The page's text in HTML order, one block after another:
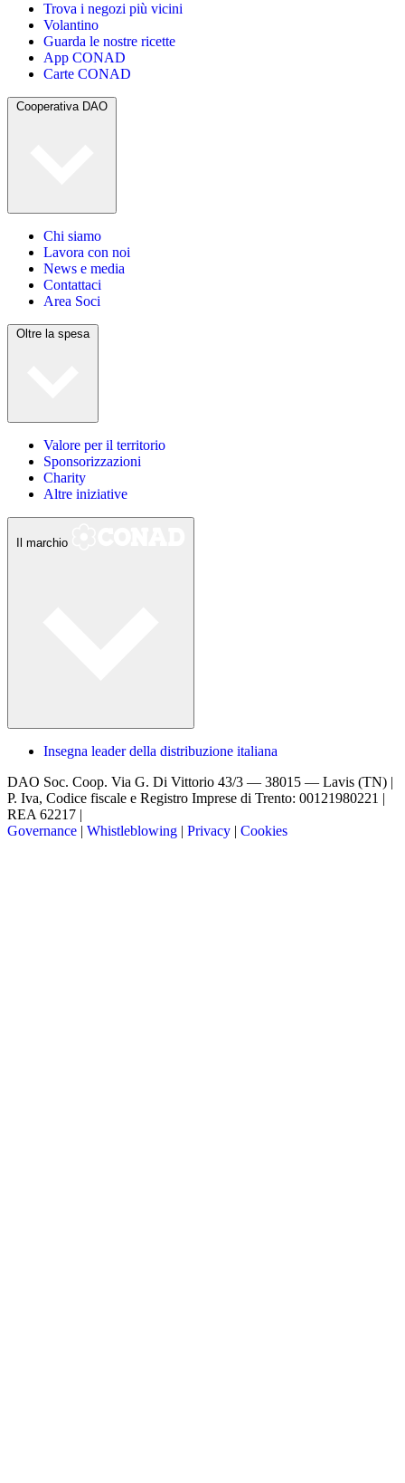
Trova i negozi più vicini
Volantino
Guarda le nostre ricette
App CONAD
Carte CONAD
Cooperativa DAO
Chi siamo
Lavora con noi
News e media
Contattaci
Area Soci
Oltre la spesa
Valore per il territorio
Sponsorizzazioni
Charity
Altre iniziative
Il marchio
Insegna leader della distribuzione italiana
DAO Soc. Coop. Via G. Di Vittorio 43/3 — 38015 — Lavis (TN) |
P. Iva, Codice fiscale e Registro Imprese di Trento: 00121980221 |
REA 62217 |
Governance | Whistleblowing | Privacy | Cookies